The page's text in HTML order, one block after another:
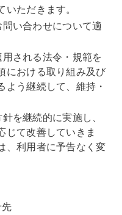
ただきます。
い合わせについて適
される法令・規範を
における取り組み及び
よう継続して、維持・
を継続的に実施し、
じて改善していきま
、利用者に予告なく変